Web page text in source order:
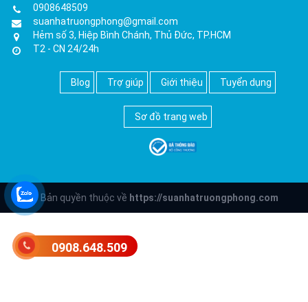
0908648509
suanhatruongphong@gmail.com
Hẻm số 3, Hiệp Bình Chánh, Thủ Đức, TP.HCM
T2 - CN 24/24h
Blog Trợ giúp Giới thiệu Tuyển dụng
Sơ đồ trang web
© Bản quyền thuộc về https://suanhatruongphong.com
0908.648.509